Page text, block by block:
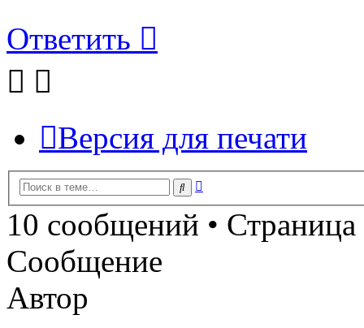
Ответить
Версия для печати
Поиск
10 сообщений • Страница
Сообщение
Автор